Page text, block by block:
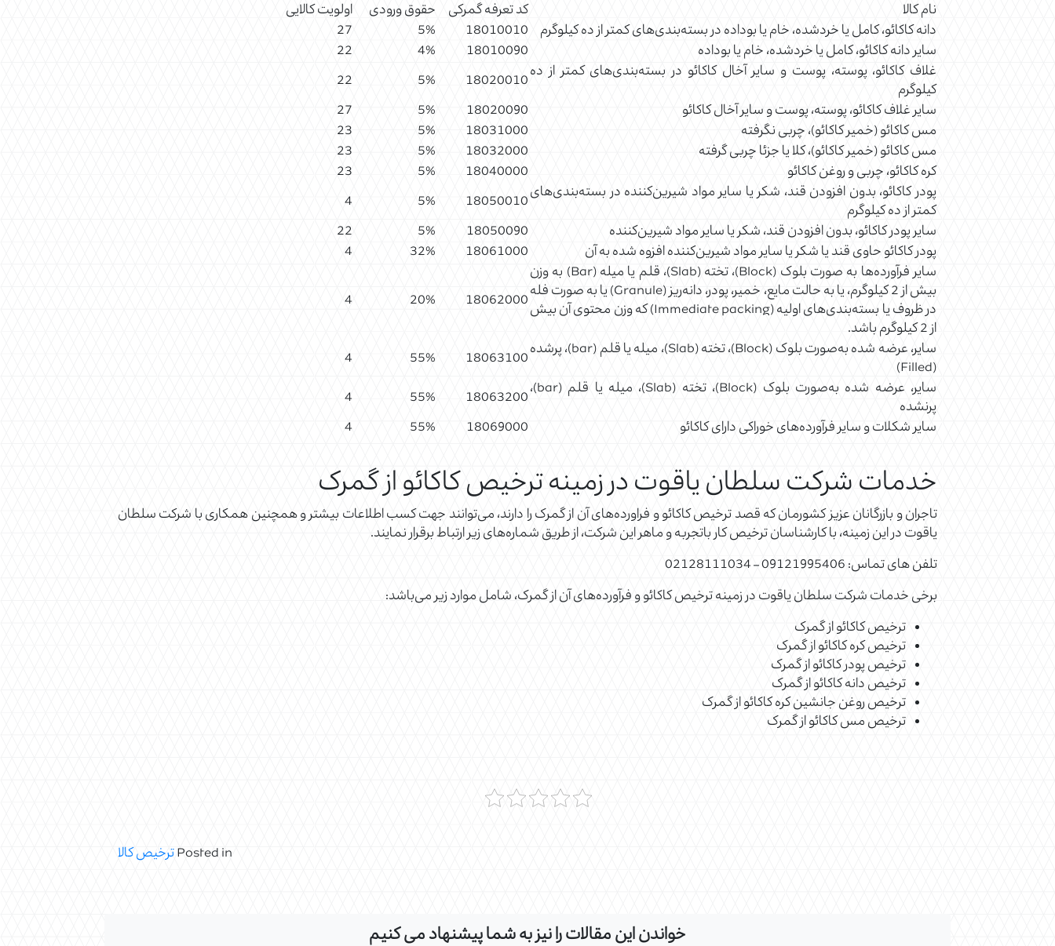
نام کالا
کد تعرفه گمرکی حقوق ورودی
اولویت کالایی
دانه ‌کاکائو، ‌کامل ‌یا خردشده، خام یا بوداده در بسته‌بندی‌های کمتر از ده کیلوگرم
18010010
5%
27
سایر دانه ‌کاکائو، ‌کامل ‌یا خردشده، خام یا بوداده
18010090
4%
22
غلاف کاکائو، پوسته، پوست و سایر آخال کاکائو در بسته‌بندی‌های کمتر از ده
کیلوگرم
18020010
5%
22
سایر غلاف کاکائو، پوسته، پوست و سایر آخال کاکائو
18020090
5%
27
مس کاکائو (خمیر کاکائو)، چربی نگرفته
18031000
5%
23
مس کاکائو (خمیر کاکائو)، کلا یا جزئا چربی گرفته
18032000
5%
23
کره کاکائو، چربی و روغن کاکائو
18040000
5%
23
پودر کاکائو، بدون افزودن قند، شکر یا سایر مواد شیرین‌کننده در بسته‌بندی‌های
کمتر از ده کیلوگرم
18050010
5%
4
سایر پودر کاکائو، بدون افزودن قند، شکر یا سایر مواد شیرین‌کننده
18050090
5%
22
پودر کاکائو حاوی قند یا شکر یا سایر مواد شیرین‌کننده افزوه شده به آن
18061000
32%
4
سایر فرآورده‌ها به صورت بلوک (Block)، تخته (Slab)، قلم یا میله (Bar) به وزن
بیش از 2 کیلوگرم، یا به حالت مایع، خمیر، پودر، دانه‌ریز (Granule) یا به صورت فله
در ظروف یا بسته‌بندی‌های اولیه (Immediate packing) که وزن محتوی آن بیش
از 2 کیلوگرم باشد.
18062000
20%
4
سایر، عرضه شده به‌صورت بلوک (Block)، تخته (Slab)، میله یا قلم (bar)، پرشده
(Filled)
18063100
55%
4
سایر، عرضه شده به‌صورت بلوک (Block)، تخته (Slab)، میله یا قلم (bar)،
پرنشده
18063200
55%
4
سایر شکلات و سایر فرآورده‌های خوراکی دارای کاکائو
18069000
55%
4
خدمات شرکت سلطان یاقوت در زمینه ترخیص کاکائو از گمرک
تاجران و بازرگانان عزیز کشورمان که قصد ترخیص کاکائو و فراورده‌های آن از گمرک را دارند، می‌توانند جهت کسب اطلاعات بیشتر و همچنین همکاری با شرکت سلطان
یاقوت در این زمینه، با کارشناسان ترخیص کار باتجربه و ماهر این شرکت، از طریق شماره‌های زیر ارتباط برقرار نمایند.
تلفن های تماس: 09121995406 – 02128111034
برخی خدمات شرکت سلطان یاقوت در زمینه ترخیص کاکائو و فرآورده‌های آن از گمرک، شامل موارد زیر می‌باشد:
ترخیص کاکائو از گمرک
ترخیص کره کاکائو از گمرک
ترخیص پودر کاکائو از گمرک
ترخیص دانه کاکائو از گمرک
ترخیص روغن جانشین کره کاکائو از گمرک
ترخیص مس کاکائو از گمرک
Posted inترخیص کالا
خواندن این مقالات را نیز به شما پیشنهاد می کنیم